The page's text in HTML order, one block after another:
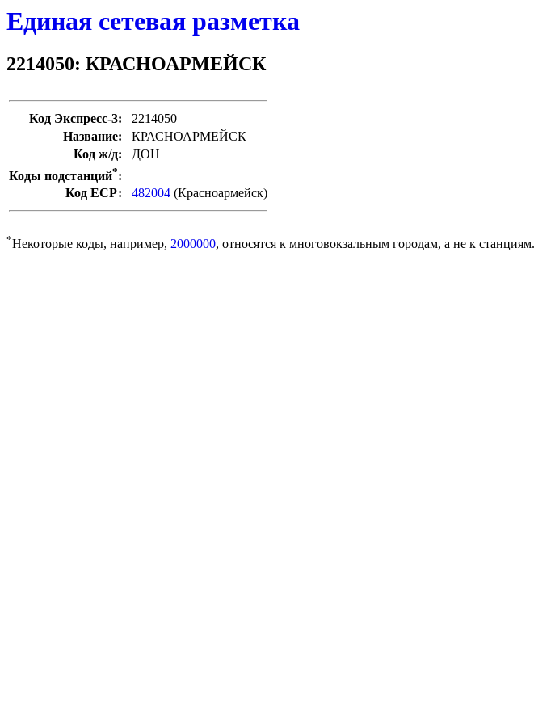
Единая сетевая разметка
2214050: КРАСНОАРМЕЙСК
Код Экспресс-3:
2214050
Название:
КРАСНОАРМЕЙСК
Код ж/д:
ДОН
Коды подстанций*:
Код ЕСР:
482004 (Красноармейск)
*Некоторые коды, например, 2000000, относятся к многовокзальным городам, а не к станциям.